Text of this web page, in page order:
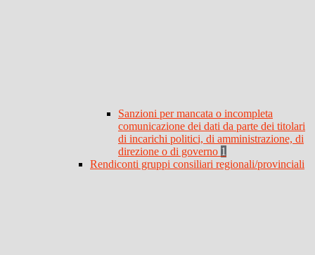
Sanzioni per mancata o incompleta
comunicazione dei dati da parte dei titolari
di incarichi politici, di amministrazione, di
direzione o di governo 1
Rendiconti gruppi consiliari regionali/provinciali